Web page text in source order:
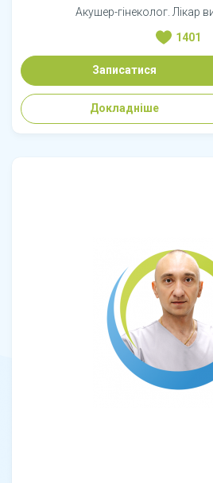
Акушер-гінеколог. Лікар
1401
Записатися
Докладніше